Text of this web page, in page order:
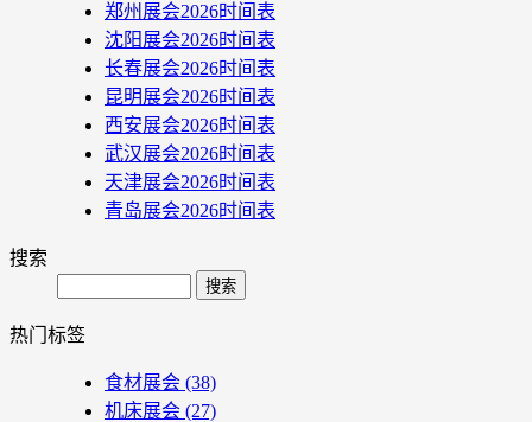
郑州展会2026时间表
沈阳展会2026时间表
长春展会2026时间表
昆明展会2026时间表
西安展会2026时间表
武汉展会2026时间表
天津展会2026时间表
青岛展会2026时间表
搜索
Search
热门标签
食材展会 (38)
机床展会 (27)